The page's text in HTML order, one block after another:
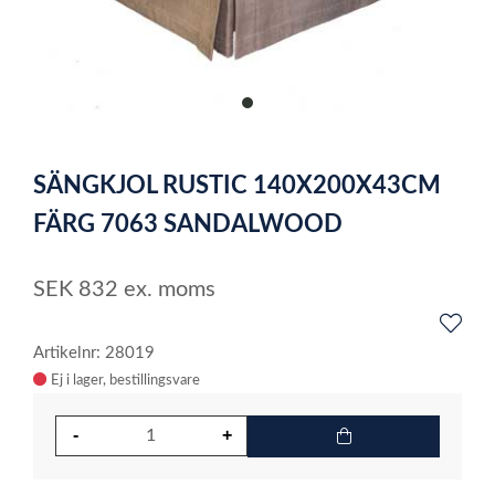
item
of
1
SÄNGKJOL RUSTIC 140X200X43CM
FÄRG 7063 SANDALWOOD
SEK 832 ex. moms
Artikelnr: 28019
Ej i lager